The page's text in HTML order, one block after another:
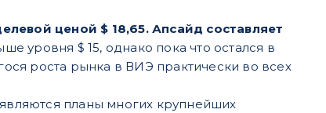
ценой $ 18,65. Апсайд составляет
уровня $ 15, однако пока что остался в
роста рынка в ВИЭ практически во всех
планы многих крупнейших